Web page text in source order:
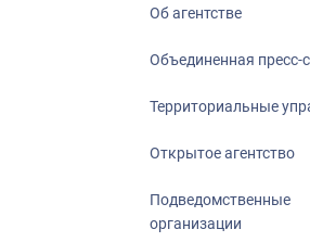
Об агентстве
Объединенная пресс-
Территориальные
Открытое агентство
Подведомственные
организации